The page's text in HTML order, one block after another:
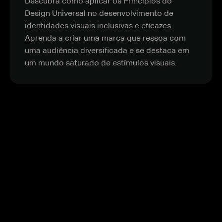
Design Universal no desenvolvimento de
identidades visuais inclusivas e eficazes.
Aprenda a criar uma marca que ressoa com
uma audiência diversificada e se destaca em
um mundo saturado de estímulos visuais.